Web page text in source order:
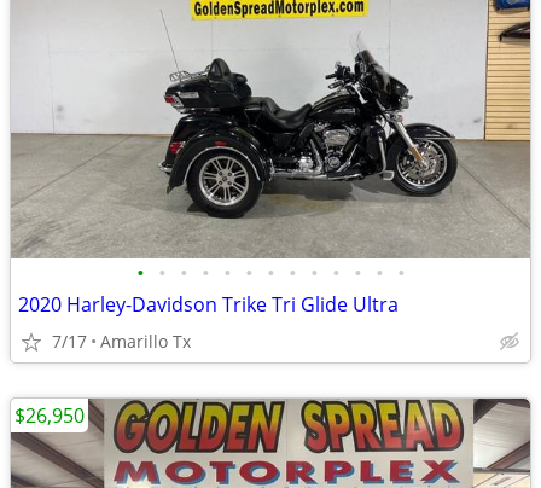
• • • • • • • • • • • • •
2020 Harley-Davidson Trike Tri Glide Ultra
7/17 Amarillo Tx
$26,950